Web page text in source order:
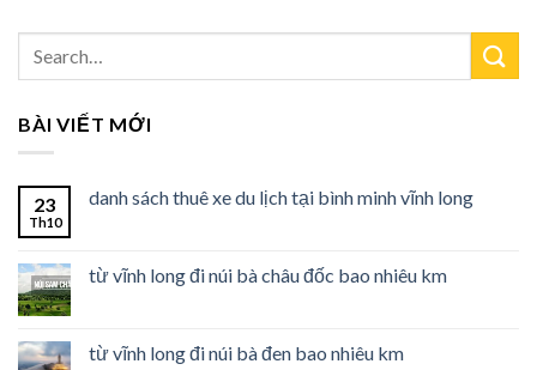
BÀI VIẾT MỚI
23
Th10
danh sách thuê xe du lịch tại bình minh vĩnh long
từ vĩnh long đi núi bà châu đốc bao nhiêu km
từ vĩnh long đi núi bà đen bao nhiêu km